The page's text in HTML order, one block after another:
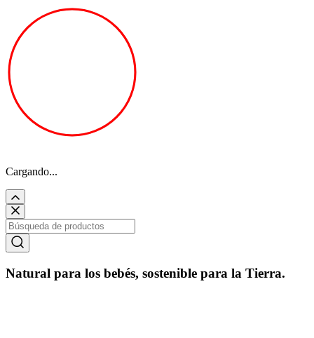
Cargando...
Natural para los bebés, sostenible para la Tierra.